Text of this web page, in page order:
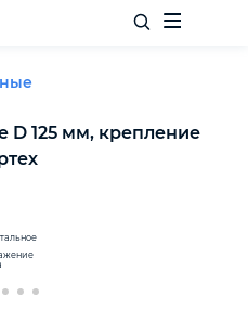
D 125 мм, крепление